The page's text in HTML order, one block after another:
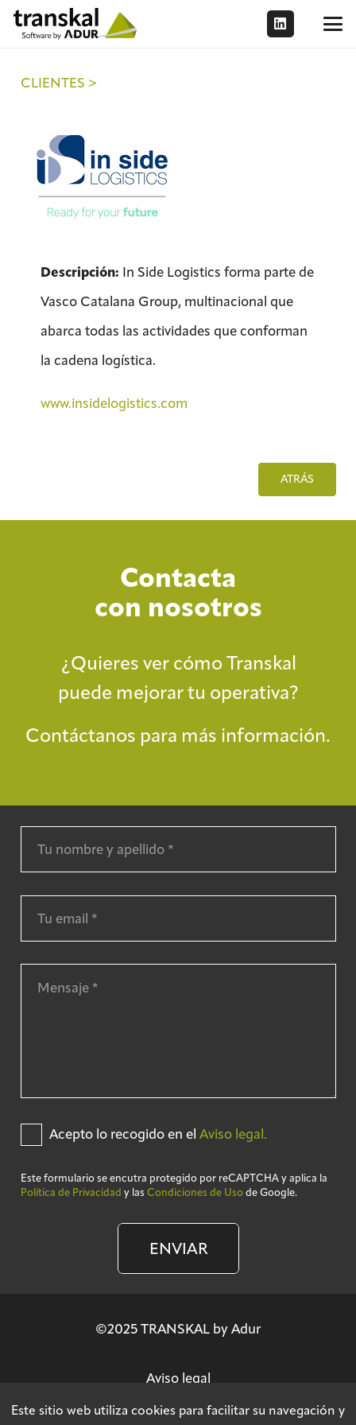
CLIENTES >
Descripción: In Side Logistics forma parte de
Vasco Catalana Group, multinacional que
abarca todas las actividades que conforman
la cadena logística.
www.insidelogistics.com
ATRÁS
Contacta
con nosotros
¿Quieres ver cómo Transkal
puede mejorar tu operativa?
Contáctanos para más información.
Acepto lo recogido en el Aviso legal.
Este formulario se encutra protegido por reCAPTCHA y aplica la
Política de Privacidad y las Condiciones de Uso de Google.
ENVIAR
©2025 TRANSKAL by Adur
Aviso legal
Este sitio web utiliza cookies para facilitar su navegación y